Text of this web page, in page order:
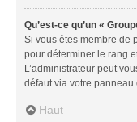
Qu’est-ce qu’un «
Si vous êtes membre de
pour déterminer le rang
L’administrateur peut
défaut via votre panneau
Haut